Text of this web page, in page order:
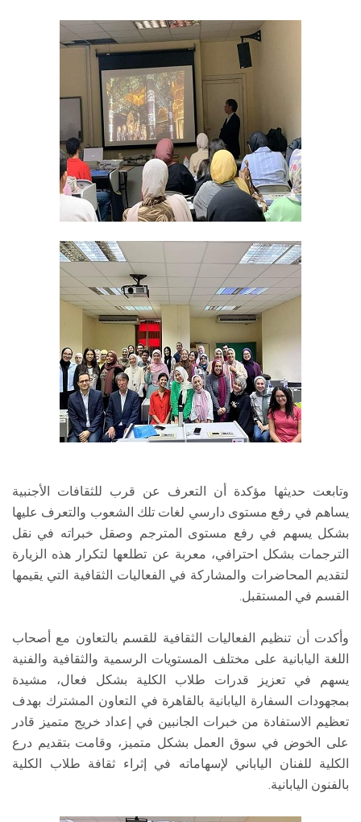
وتابعت حديثها مؤكدة أن التعرف عن قرب للثقافات الأجنبية
يساهم في رفع مستوى دارسي لغات تلك الشعوب والتعرف عليها
بشكل يسهم في رفع مستوى المترجم وصقل خبراته في نقل
الترجمات بشكل احترافي، معربة عن تطلعها لتكرار هذه الزيارة
لتقديم المحاضرات والمشاركة في الفعاليات الثقافية التي يقيمها
القسم في المستقبل.
وأكدت أن تنظيم الفعاليات الثقافية للقسم بالتعاون مع أصحاب
اللغة اليابانية على مختلف المستويات الرسمية والثقافية والفنية
يسهم في تعزيز قدرات طلاب الكلية بشكل فعال، مشيدة
بمجهودات السفارة اليابانية بالقاهرة في التعاون المشترك بهدف
تعظيم الاستفادة من خبرات الجانبين في إعداد خريج متميز قادر
على الخوض في سوق العمل بشكل متميز، وقامت بتقديم درع
الكلية للفنان الياباني لإسهاماته في إثراء ثقافة طلاب الكلية
بالفنون اليابانية.